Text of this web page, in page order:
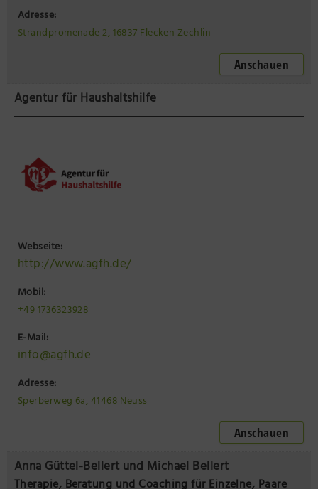
Adresse:
Strandpromenade 2, 16837 Flecken Zechlin
Anschauen
Agentur für Haushaltshilfe
Webseite:
http://www.agfh.de/
Mobil:
+49 1736323928
E-Mail:
info@agfh.de
Adresse:
Sperberweg 6a, 41468 Neuss
Anschauen
Anna Güttel-Bellert und Michael Bellert